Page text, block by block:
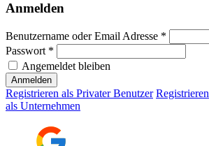
Anmelden
Benutzername oder Email Adresse *
Passwort *
Angemeldet bleiben
Registrieren als Privater Benutzer Registrieren
als Unternehmen